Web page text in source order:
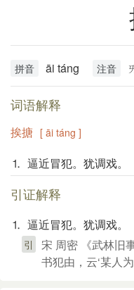
拼音 āi táng 注音
词语解释
挨搪 [ āi táng ]
⒈ 逼近冒犯。犹调戏。
引证解释
⒈ 逼近冒犯。犹调戏。
引
宋 周密 《武林旧
书犯由，云‘某人